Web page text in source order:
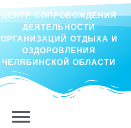
ЦЕНТР СОПРОВОЖДЕНИЯ
ДЕЯТЕЛЬНОСТИ
ОРГАНИЗАЦИЙ ОТДЫХА И
ОЗДОРОВЛЕНИЯ
ЧЕЛЯБИНСКОЙ ОБЛАСТИ